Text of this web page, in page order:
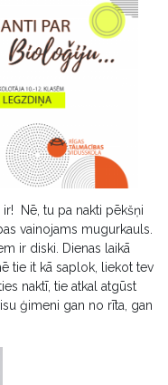
ir! Nē, tu pa nakti pēkšņi
vainojams mugurkauls.
ir diski. Dienas laikā
tie it kā saplok, liekot tev
naktī, tie atkal atgūst
ģimeni gan no rīta, gan